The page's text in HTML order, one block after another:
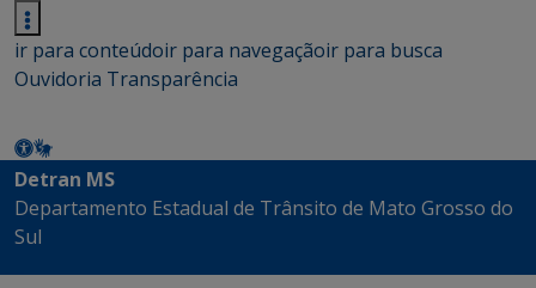
ir para conteúdoir para navegaçãoir para busca
Ouvidoria Transparência
Detran MS
Departamento Estadual de Trânsito de Mato Grosso do
Sul